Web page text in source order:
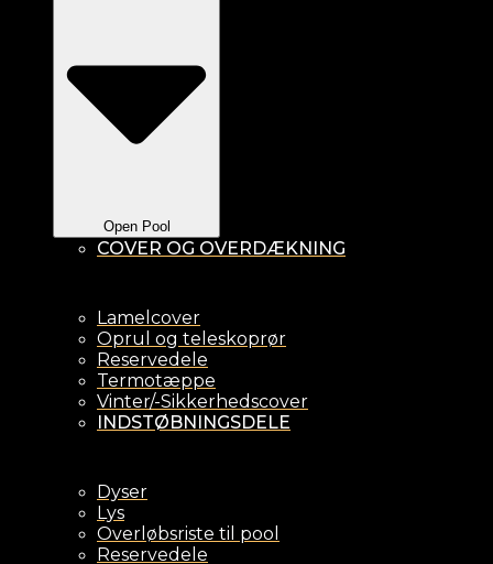
Open Pool
COVER OG OVERDÆKNING
Lamelcover
Oprul og teleskoprør
Reservedele
Termotæppe
Vinter/-Sikkerhedscover
INDSTØBNINGSDELE
Dyser
Lys
Overløbsriste til pool
Reservedele